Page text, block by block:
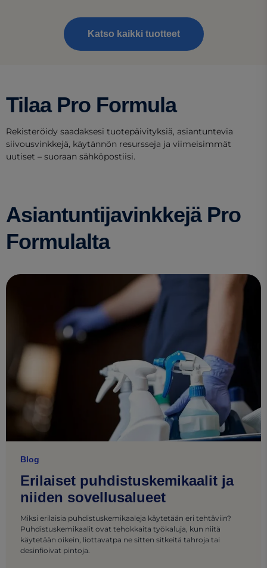
Katso kaikki tuotteet
Tilaa Pro Formula
Rekisteröidy saadaksesi tuotepäivityksiä, asiantuntevia
siivousvinkkejä, käytännön resursseja ja viimeisimmät
uutiset – suoraan sähköpostiisi.
Asiantuntijavinkkejä Pro
Formulalta
Blog
Erilaiset puhdistuskemikaalit ja
niiden sovellusalueet
Miksi erilaisia puhdistuskemikaaleja käytetään eri tehtäviin?
Puhdistuskemikaalit ovat tehokkaita työkaluja, kun niitä
käytetään oikein, liottavatpa ne sitten sitkeitä tahroja tai
desinfioivat pintoja.